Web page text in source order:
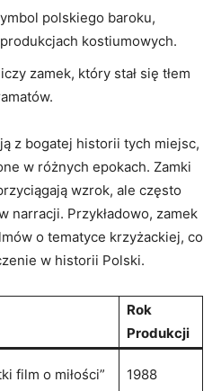
polskiego baroku,
kostiumowych.
zamek, który stał⁢ się tłem
z bogatej historii tych miejsc,
w różnych‍ epokach. Zamki
wzrok, ale często
narracji. Przykładowo, zamek
o tematyce krzyżackiej,​ co
w historii Polski.
Rok
Produkcji
film ⁣o miłości” 1988